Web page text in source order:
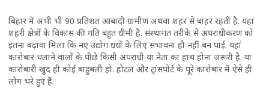
बिहार में अभी भी 90 प्रतिशत आबादी ग्रामीण अथवा शहर से बाहर रहती है. यहां
शहरी क्षेत्रों के विकास की गति बहुत धीमी है. संस्थागत तरीके से अपराधीकरण को
इतना बढ़ावा मिला कि नए उद्योग धंधों के लिए संभावना ही नहीं बन पाई. यहां
कारोबार चलाने वालों के पीछे किसी अपराधी या नेता का हाथ होना जरूरी है. या
कारोबारी खुद ही कोई बाहुबली हो. होटल और ट्रांसपोर्ट के पूरे कारोबार में ऐसे ही
लोग भरे हुए हैं.